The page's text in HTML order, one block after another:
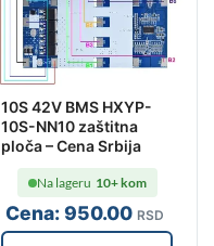
10S 42V BMS HXYP-
10S-NN10 zaštitna
ploča – Cena Srbija
Cena:950.00 RSD
Na lageru 10+ kom